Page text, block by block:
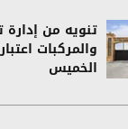
تنويه من
والمركبات
الخميس